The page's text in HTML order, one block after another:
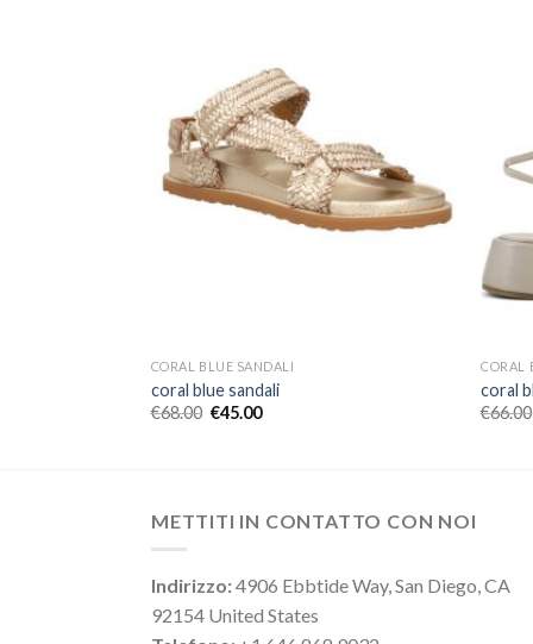
CORAL BLUE SANDALI
coral blue sandali
€68.00 €45.00
CORAL
coral
€66.00
METTITI IN CONTATTO CON NOI
Indirizzo:4906 Ebbtide Way, San Diego, CA
92154 United States